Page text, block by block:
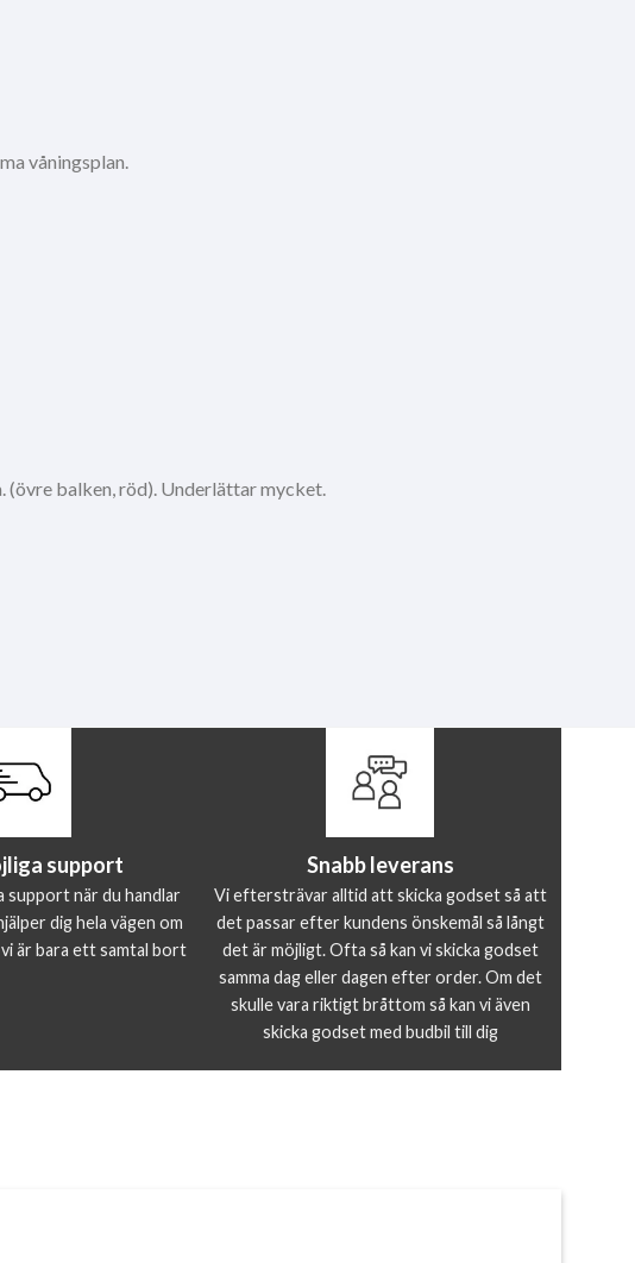
våningsplan.
(övre balken, röd). Underlättar mycket.
support
support när du handlar
dig hela vägen om
är bara ett samtal bort
Snabb leverans
Vi eftersträvar alltid att skicka godset så att
det passar efter kundens önskemål så långt
det är möjligt. Ofta så kan vi skicka godset
samma dag eller dagen efter order. Om det
skulle vara riktigt bråttom så kan vi även
skicka godset med budbil till dig